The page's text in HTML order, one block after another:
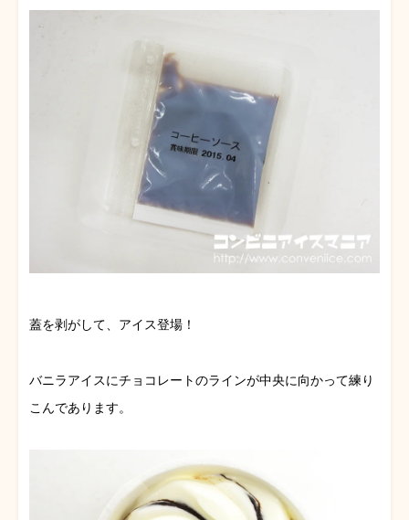
蓋を剥がして、アイス登場！
バニラアイスにチョコレートのラインが中央に向かって練り
こんであります。